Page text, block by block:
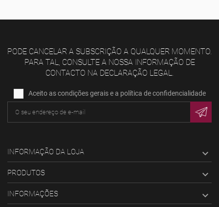
PODE CANCELAR A SUBSCRIÇÃO A QUALQUER MOMENTO.
PARA TAL, CONSULTE A NOSSA INFORMAÇÃO DE
CONTACTO NA DECLARAÇÃO LEGAL.
Aceito as condições gerais e a política de confidencialidade
INFORMAÇÃO DA LOJA 
PRODUTOS 
INFORMAÇÕES 